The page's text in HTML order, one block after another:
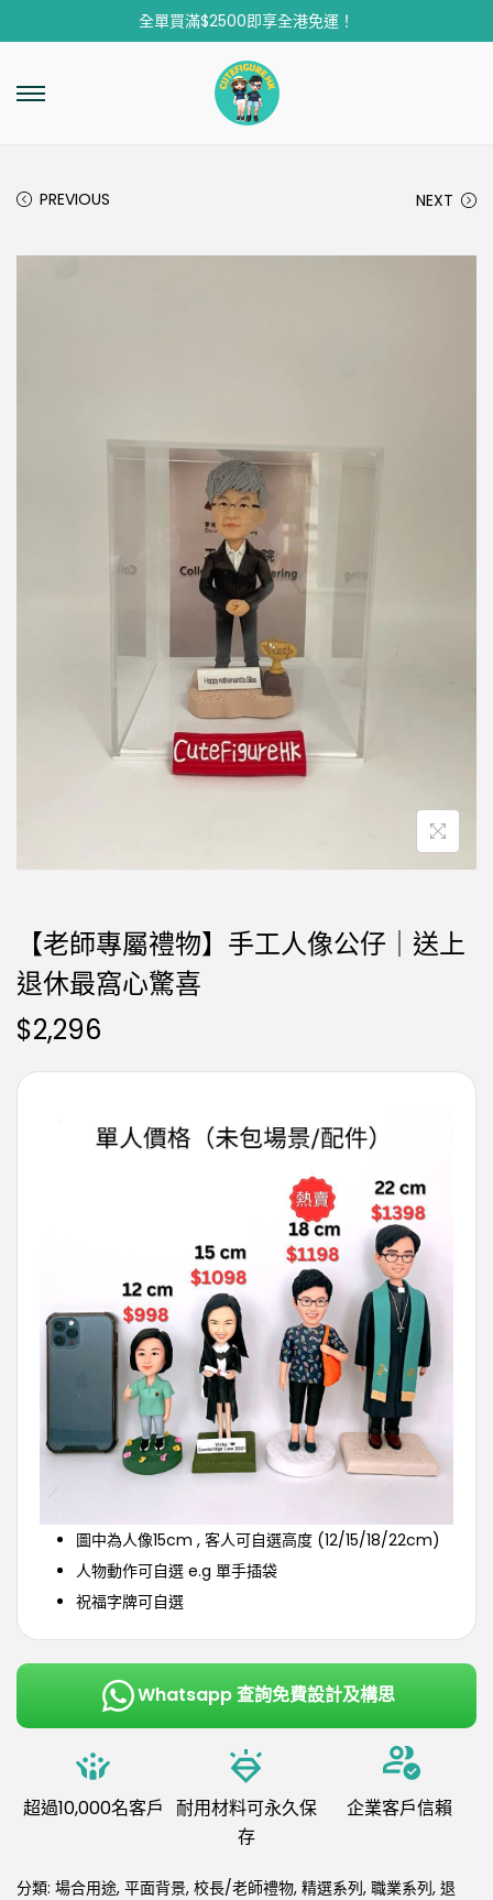
全單買滿$2500即享全港免運！
PREVIOUS NEXT
【老師專屬禮物】手工人像公仔｜送上
退休最窩心驚喜
$2,296
圖中為人像15cm , 客人可自選高度 (12/15/18/22cm)
人物動作可自選 e.g 單手插袋
祝福字牌可自選
Whatsapp 查詢免費設計及構思
超過10,000名客戶 耐用材料可永久保
存
企業客戶信賴
分類: 場合用途, 平面背景, 校長/老師禮物, 精選系列, 職業系列, 退